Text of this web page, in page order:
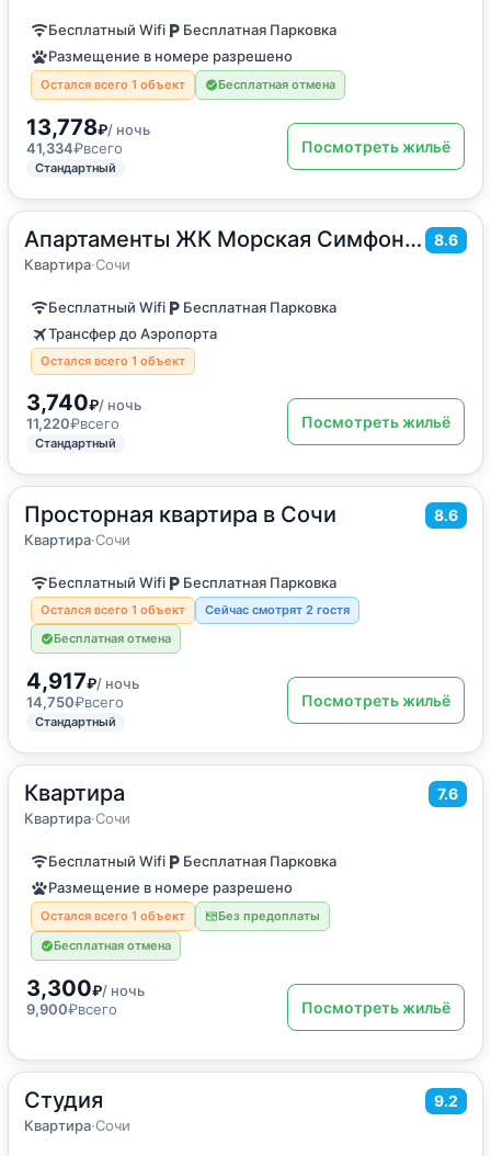
Бесплатный Wifi
Бесплатная Парковка
Размещение в номере разрешено
Остался всего 1 объект Бесплатная отмена
13,778₽/ ночь
41,334₽всего
Стандартный
Посмотреть жильё
Апартаменты ЖК Морская Симфония 2 8.6
Квартира·Сочи
36м2·4 гостя
Квартира
Бесплатный Wifi
Бесплатная Парковка
Трансфер до Аэропорта
Остался всего 1 объект
3,740₽/ ночь
11,220₽всего
Стандартный
Посмотреть жильё
Просторная квартира в Сочи 8.6
Квартира·Сочи
68м2·4 гостя
Квартира
Бесплатный Wifi Бесплатная Парковка
Остался всего 1 объект
Сейчас смотрят 2 гостя
Бесплатная отмена
4,917₽/ ночь
14,750₽всего
Стандартный
Посмотреть жильё
Квартира 7.6
Квартира·Сочи
19м2·2 гостя
Квартира
Бесплатный Wifi
Бесплатная Парковка
Размещение в номере разрешено
Остался всего 1 объект
Без предоплаты
Бесплатная отмена
3,300₽/ ночь
9,900₽всего Посмотреть жильё
Студия 9.2
Квартира·Сочи
25 м2· 3 гостя
Квартира